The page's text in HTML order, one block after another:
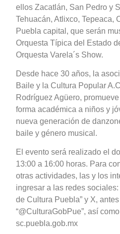
ellos Zacatlán, San Pedro y
Tehuacán, Atlixco, Tepeaca,
Puebla capital, que serán
Orquesta Típica del Estado
Orquesta Varela´s Show.
Desde hace 30 años, la
Baile y la Cultura Popular
Rodríguez Agüero,
forma académica a niños y
nueva generación de
baile y género musical.
El evento será realizado el
13:00 a 16:00 horas. Para
otras actividades, las y los
ingresar a las redes
de Cultura Puebla” y X,
“@CulturaGobPue”, así
sc.puebla.gob.mx